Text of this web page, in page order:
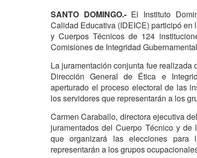
SANTO DOMINGO.-El Instituto
Calidad Educativa (IDEICE) participó
y Cuerpos Técnicos de 124
Comisiones de Integridad
La juramentación conjunta fue
Dirección General de Ética e
aperturado el proceso electoral de las
los servidores que representarán a los
Carmen Caraballo, directora ejecutiva
juramentados del Cuerpo Técnico y
que organizará las elecciones
representarán a los grupos